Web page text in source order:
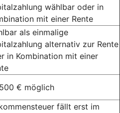
wählbar oder in
mit einer Rente
als einmalige
alternativ zur Rente
in Kombination mit einer
€ möglich
fällt erst im